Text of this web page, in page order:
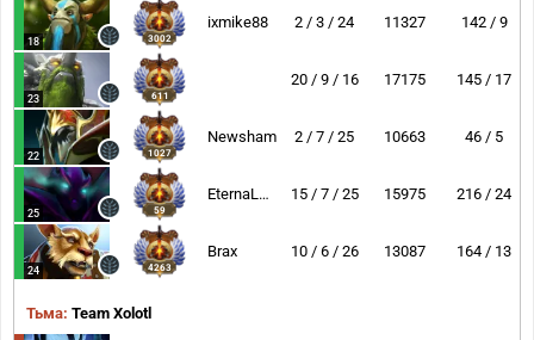
18 3002
ixmike88 2 / 3 / 24 11327 142 / 9
23 611
20 / 9 / 16 17175 145 / 17
22 1027
Newsham 2 / 7 / 25 10663 46 / 5
25 59
EternaLEnVy 15 / 7 / 25 15975 216 / 24
24 4263
Brax 10 / 6 / 26 13087 164 / 13
Тьма: Team Xolotl